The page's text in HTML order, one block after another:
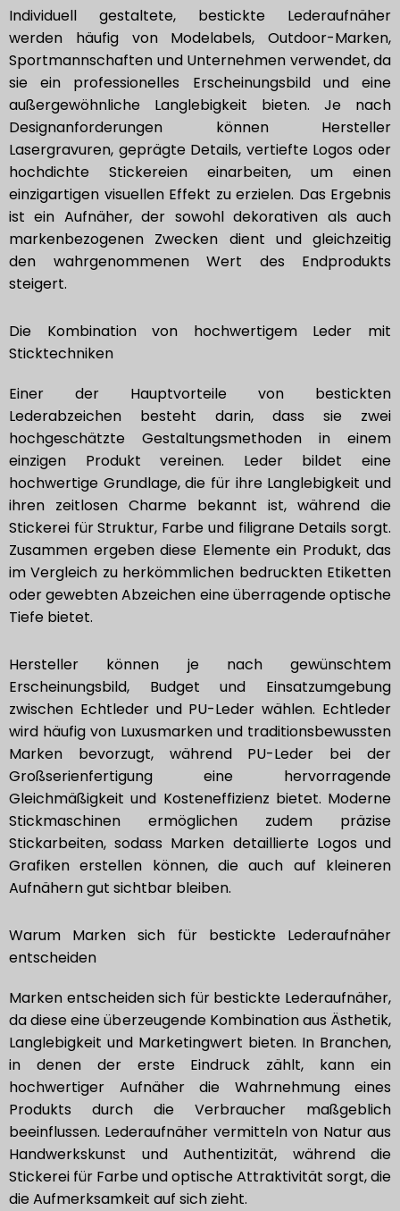
Individuell gestaltete, bestickte Lederaufnäher
werden häufig von Modelabels, Outdoor-Marken,
Sportmannschaften und Unternehmen verwendet, da
sie ein professionelles Erscheinungsbild und eine
außergewöhnliche Langlebigkeit bieten. Je nach
Designanforderungen können Hersteller
Lasergravuren, geprägte Details, vertiefte Logos oder
hochdichte Stickereien einarbeiten, um einen
einzigartigen visuellen Effekt zu erzielen. Das Ergebnis
ist ein Aufnäher, der sowohl dekorativen als auch
markenbezogenen Zwecken dient und gleichzeitig
den wahrgenommenen Wert des Endprodukts
steigert.
Die Kombination von hochwertigem Leder mit
Sticktechniken
Einer der Hauptvorteile von bestickten
Lederabzeichen besteht darin, dass sie zwei
hochgeschätzte Gestaltungsmethoden in einem
einzigen Produkt vereinen. Leder bildet eine
hochwertige Grundlage, die für ihre Langlebigkeit und
ihren zeitlosen Charme bekannt ist, während die
Stickerei für Struktur, Farbe und filigrane Details sorgt.
Zusammen ergeben diese Elemente ein Produkt, das
im Vergleich zu herkömmlichen bedruckten Etiketten
oder gewebten Abzeichen eine überragende optische
Tiefe bietet.
Hersteller können je nach gewünschtem
Erscheinungsbild, Budget und Einsatzumgebung
zwischen Echtleder und PU-Leder wählen. Echtleder
wird häufig von Luxusmarken und traditionsbewussten
Marken bevorzugt, während PU-Leder bei der
Großserienfertigung eine hervorragende
Gleichmäßigkeit und Kosteneffizienz bietet. Moderne
Stickmaschinen ermöglichen zudem präzise
Stickarbeiten, sodass Marken detaillierte Logos und
Grafiken erstellen können, die auch auf kleineren
Aufnähern gut sichtbar bleiben.
Warum Marken sich für bestickte Lederaufnäher
entscheiden
Marken entscheiden sich für bestickte Lederaufnäher,
da diese eine überzeugende Kombination aus Ästhetik,
Langlebigkeit und Marketingwert bieten. In Branchen,
in denen der erste Eindruck zählt, kann ein
hochwertiger Aufnäher die Wahrnehmung eines
Produkts durch die Verbraucher maßgeblich
beeinflussen. Lederaufnäher vermitteln von Natur aus
Handwerkskunst und Authentizität, während die
Stickerei für Farbe und optische Attraktivität sorgt, die
die Aufmerksamkeit auf sich zieht.